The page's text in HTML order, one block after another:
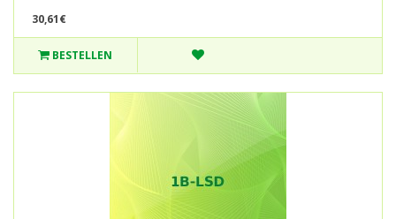
30,61€
BESTELLEN